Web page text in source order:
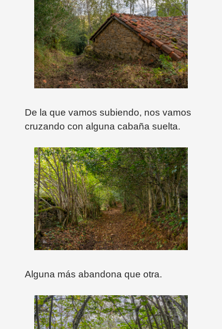
De la que vamos subiendo, nos vamos
cruzando con alguna cabaña suelta.
Alguna más abandona que otra.